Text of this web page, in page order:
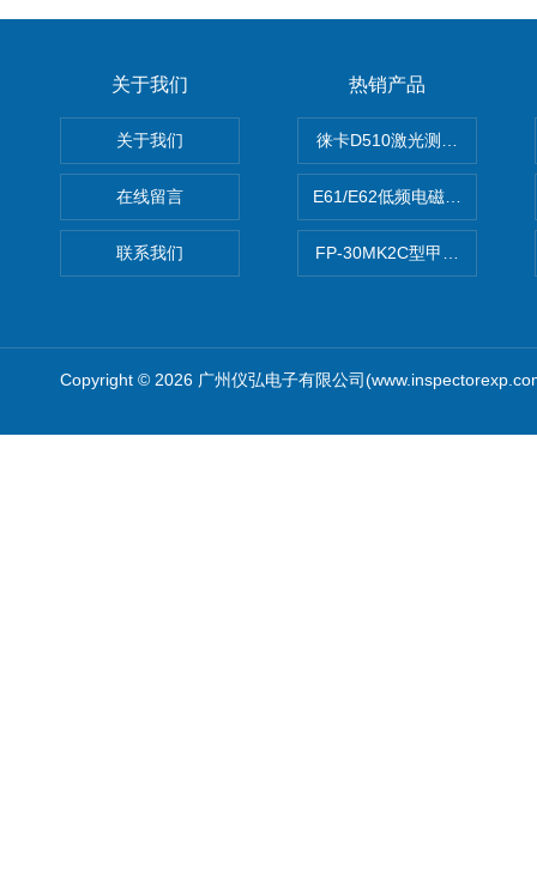
关于我们
关于我们
在线留言
联系我们
热销产品
徕卡D510激光测距仪
E61/E62低频电磁场强度分析
FP-30MK2C型甲醛检测仪
Copyright © 2026 广州仪弘电子有限公司